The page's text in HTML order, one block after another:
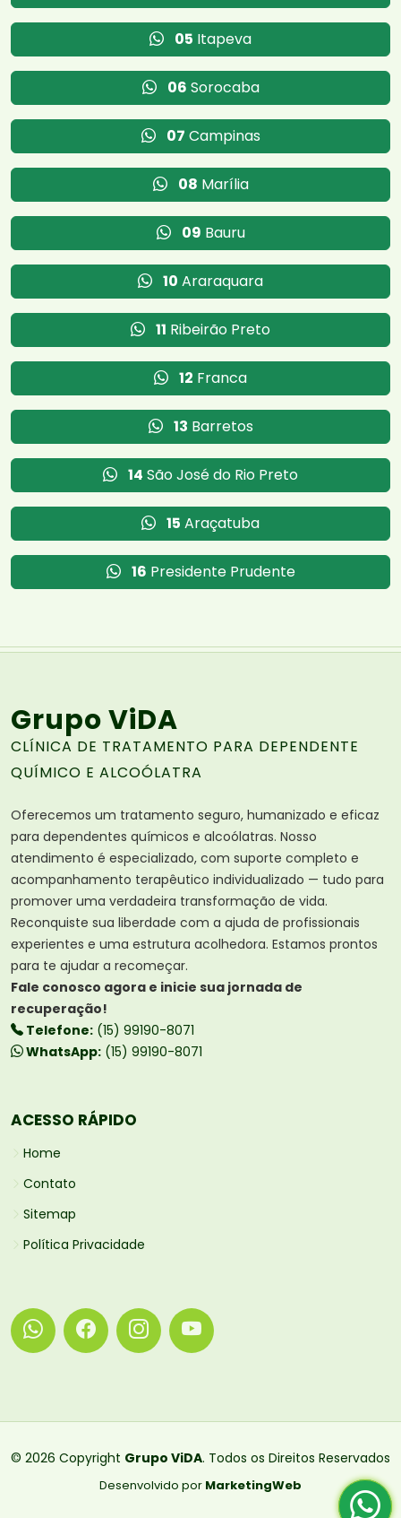
05 Itapeva
06 Sorocaba
07 Campinas
08 Marília
09 Bauru
10 Araraquara
11 Ribeirão Preto
12 Franca
13 Barretos
14 São José do Rio Preto
15 Araçatuba
16 Presidente Prudente
Grupo ViDA
CLÍNICA DE TRATAMENTO PARA DEPENDENTE
QUÍMICO E ALCOÓLATRA
Oferecemos um tratamento seguro, humanizado e eficaz
para dependentes químicos e alcoólatras. Nosso
atendimento é especializado, com suporte completo e
acompanhamento terapêutico individualizado — tudo para
promover uma verdadeira transformação de vida.
Reconquiste sua liberdade com a ajuda de profissionais
experientes e uma estrutura acolhedora. Estamos prontos
para te ajudar a recomeçar.
Fale conosco agora e inicie sua jornada de
recuperação!
Telefone: (15) 99190-8071
WhatsApp: (15) 99190-8071
ACESSO RÁPIDO
Home
Contato
Sitemap
Política Privacidade
© 2026 Copyright Grupo ViDA. Todos os Direitos Reservados
Desenvolvido por MarketingWeb